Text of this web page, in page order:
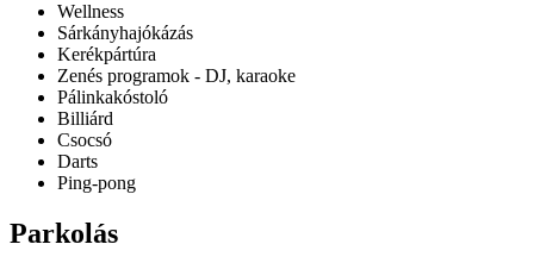
Wellness
Sárkányhajókázás
Kerékpártúra
Zenés programok - DJ, karaoke
Pálinkakóstoló
Billiárd
Csocsó
Darts
Ping-pong
Parkolás